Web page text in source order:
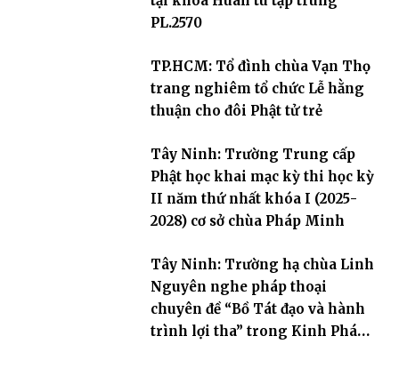
PL.2570
TP.HCM: Tổ đình chùa Vạn Thọ
trang nghiêm tổ chức Lễ hằng
thuận cho đôi Phật tử trẻ
Tây Ninh: Trường Trung cấp
Phật học khai mạc kỳ thi học kỳ
II năm thứ nhất khóa I (2025-
2028) cơ sở chùa Pháp Minh
Tây Ninh: Trường hạ chùa Linh
Nguyên nghe pháp thoại
chuyên đề “Bồ Tát đạo và hành
trình lợi tha” trong Kinh Pháp